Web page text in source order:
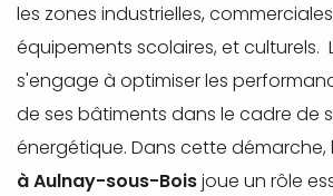
les zones industrielles,
équipements scolaires, et culturels.
s'engage à optimiser les
de ses bâtiments dans le cadre de
énergétique. Dans cette démarche,
à Aulnay-sous-Boisjoue un rôle